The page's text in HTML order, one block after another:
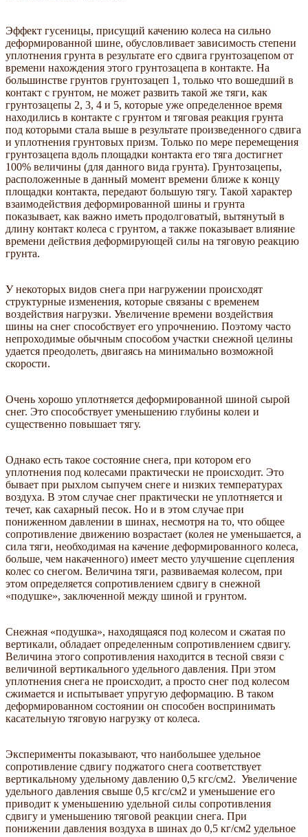
Эффект гусеницы, присущий качению колеса на сильно
деформированной шине, обусловливает зависимость степени
уплотнения грунта в результате его сдвига грунтозацепом от
времени нахождения этого грунтозацепа в контакте. На
большинстве грунтов грунтозацеп 1, только что вошедший в
контакт с грунтом, не может развить такой же тяги, как
грунтозацепы 2, 3, 4 и 5, которые уже определенное время
находились в контакте с грунтом и тяговая реакция грунта
под которыми стала выше в результате произведенного сдвига
и уплотнения грунтовых призм. Только по мере перемещения
грунтозацепа вдоль площадки контакта его тяга достигнет
100% величины (для данного вида грунта). Грунтозацепы,
расположенные в данный момент времени ближе к концу
площадки контакта, передают большую тягу. Такой характер
взаимодействия деформированной шины и грунта
показывает, как важно иметь продолговатый, вытянутый в
длину контакт колеса с грунтом, а также показывает влияние
времени действия деформирующей силы на тяговую реакцию
грунта.
У некоторых видов снега при нагружении происходят
структурные изменения, которые связаны с временем
воздействия нагрузки. Увеличение времени воздействия
шины на снег способствует его упрочнению. Поэтому часто
непроходимые обычным способом участки снежной целины
удается преодолеть, двигаясь на минимально возможной
скорости.
Очень хорошо уплотняется деформированной шиной сырой
снег. Это способствует уменьшению глубины колеи и
существенно повышает тягу.
Однако есть такое состояние снега, при котором его
уплотнения под колесами практически не происходит. Это
бывает при рыхлом сыпучем снеге и низких температурах
воздуха. В этом случае снег практически не уплотняется и
течет, как сахарный песок. Но и в этом случае при
пониженном давлении в шинах, несмотря на то, что общее
сопротивление движению возрастает (колея не уменьшается, а
сила тяги, необходимая на качение деформированного колеса,
больше, чем накаченного) имеет место улучшение сцепления
колес со снегом. Величина тяги, развиваемая колесом, при
этом определяется сопротивлением сдвигу в снежной
«подушке», заключенной между шиной и грунтом.
Снежная «подушка», находящаяся под колесом и сжатая по
вертикали, обладает определенным сопротивлением сдвигу.
Величина этого сопротивления находится в тесной связи с
величиной вертикального удельного давления. При этом
уплотнения снега не происходит, а просто снег под колесом
сжимается и испытывает упругую деформацию. В таком
деформированном состоянии он способен воспринимать
касательную тяговую нагрузку от колеса.
Эксперименты показывают, что наибольшее удельное
сопротивление сдвигу поджатого снега соответствует
вертикальному удельному давлению 0,5 кгс/см2. Увеличение
удельного давления свыше 0,5 кгс/см2 и уменьшение его
приводит к уменьшению удельной силы сопротивления
сдвигу и уменьшению тяговой реакции снега. При
понижении давления воздуха в шинах до 0,5 кг/см2 удельное